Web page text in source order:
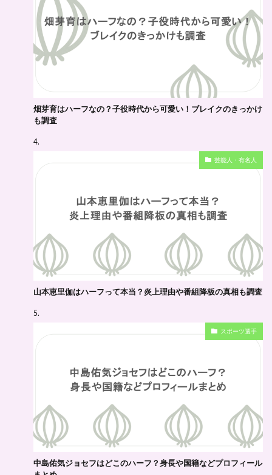
畑芽育はハーフなの？子役時代から可愛い！ブレイクのきっかけ
も調査
芸能人・有名人
山本恵里伽はハーフって本当？炎上理由や番組降板の真相も調査
スポーツ選手
中島佑気ジョセフはどこのハーフ？身長や国籍などプロフィール